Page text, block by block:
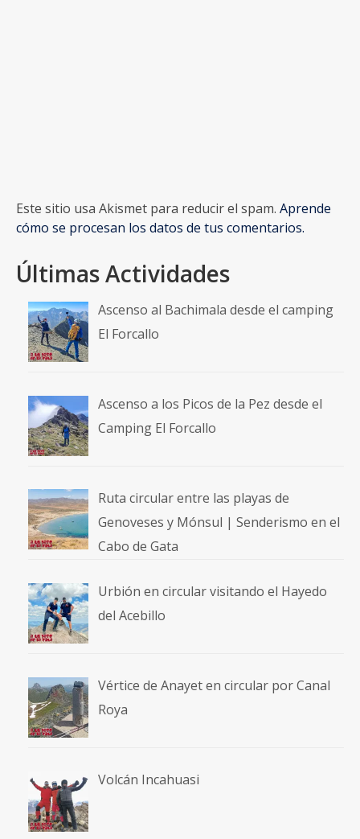
Este sitio usa Akismet para reducir el spam. Aprende
cómo se procesan los datos de tus comentarios.
Últimas Actividades
Ascenso al Bachimala desde el camping
El Forcallo
Ascenso a los Picos de la Pez desde el
Camping El Forcallo
Ruta circular entre las playas de
Genoveses y Mónsul | Senderismo en el
Cabo de Gata
Urbión en circular visitando el Hayedo
del Acebillo
Vértice de Anayet en circular por Canal
Roya
Volcán Incahuasi